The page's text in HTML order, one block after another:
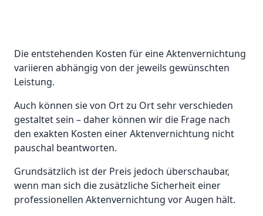
Die entstehenden Kosten für eine Aktenvernichtung
variieren abhängig von der jeweils gewünschten
Leistung.
Auch können sie von Ort zu Ort sehr verschieden
gestaltet sein – daher können wir die Frage nach
den exakten Kosten einer Aktenvernichtung nicht
pauschal beantworten.
Grundsätzlich ist der Preis jedoch überschaubar,
wenn man sich die zusätzliche Sicherheit einer
professionellen Aktenvernichtung vor Augen hält.